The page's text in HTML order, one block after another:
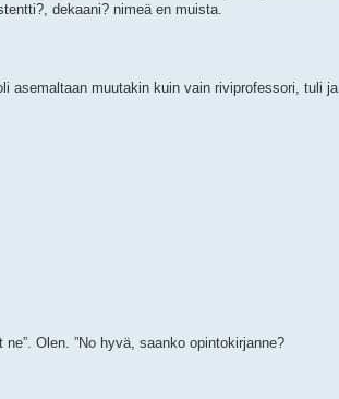
dekaani? nimeä en muista.
asemaltaan muutakin kuin vain riviprofessori, tuli ja
Olen. ”No hyvä, saanko opintokirjanne?